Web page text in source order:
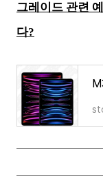
그레이드 관련
다?